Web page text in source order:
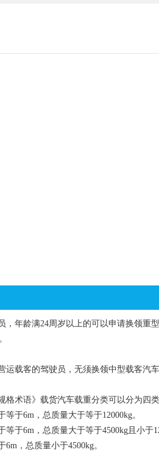
，年龄满24周岁以上的可以申请换领重
客的驾驶员，无须换领中型载客汽车
术语》载货汽车载重分类可以分为四类
于6m，总质量大于等于12000kg。
6m，总质量大于等于4500kg且小于
，总质量小于4500kg。